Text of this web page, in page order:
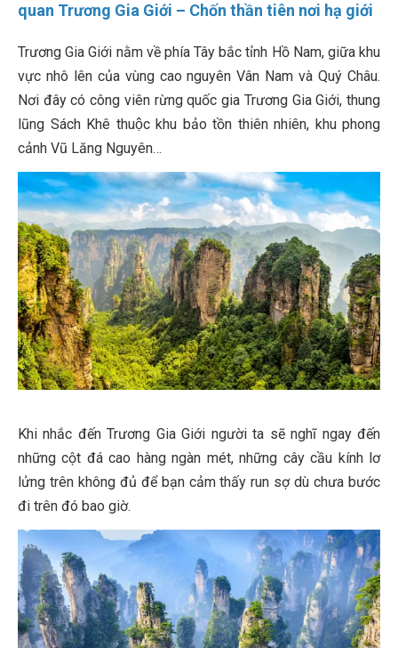
quan Trương Gia Giới – Chốn thần tiên nơi hạ giới
Trương Gia Giới nằm về phía Tây bắc tỉnh Hồ Nam, giữa khu
vực nhô lên của vùng cao nguyên Vân Nam và Quý Châu.
Nơi đây có công viên rừng quốc gia Trương Gia Giới, thung
lũng Sách Khê thuộc khu bảo tồn thiên nhiên, khu phong
cảnh Vũ Lăng Nguyên…
Khi nhắc đến Trương Gia Giới người ta sẽ nghĩ ngay đến
những cột đá cao hàng ngàn mét, những cây cầu kính lơ
lửng trên không đủ để bạn cảm thấy run sợ dù chưa bước
đi trên đó bao giờ.